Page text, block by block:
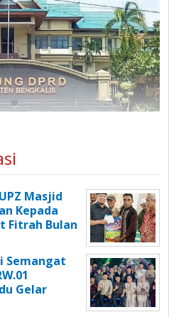
Masjid
Kepada
Fitrah Bulan
Semangat
Gelar